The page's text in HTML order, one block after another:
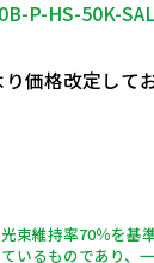
P-HS-50K-SAL
価格改定してお
束維持率70％を基
いるものであり、